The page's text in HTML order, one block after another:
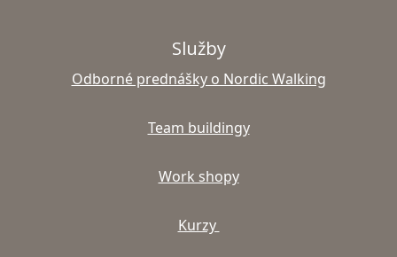
Služby
Odborné prednášky o Nordic Walking
Team buildingy
Work shopy
Kurzy